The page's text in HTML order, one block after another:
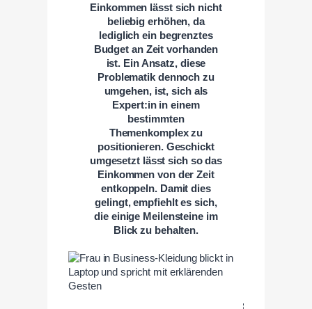
Einkommen lässt sich nicht
beliebig erhöhen, da
lediglich ein begrenztes
Budget an Zeit vorhanden
ist. Ein Ansatz, diese
Problematik dennoch zu
umgehen, ist, sich als
Expert:in in einem
bestimmten
Themenkomplex zu
positionieren. Geschickt
umgesetzt lässt sich so das
Einkommen von der Zeit
entkoppeln. Damit dies
gelingt, empfiehlt es sich,
die einige Meilensteine im
Blick zu behalten.